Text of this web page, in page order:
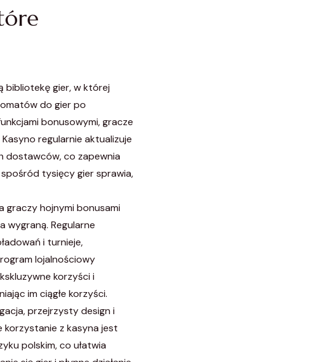
bibliotekę gier, w której
do gier po
bonusowymi, gracze
regularnie aktualizuje
dostawców, co zapewnia
tysięcy gier sprawia,
graczy hojnymi bonusami
wygraną. Regularne
i turnieje,
lojalnościowy
korzyści i
im ciągłe korzyści.
przejrzysty design i
z kasyna jest
polskim, co ułatwia